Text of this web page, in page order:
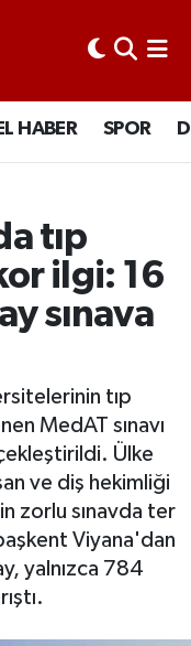
HABER SPOR
tıp
ilgi: 16
sınava
tıp
MedAT sınavı
Ülke
ve diş hekimliği
zorlu sınavda ter
Viyana'dan
yalnızca 784